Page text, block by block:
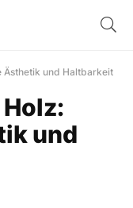
Ästhetik und Haltbarkeit
und